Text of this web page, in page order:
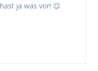
ja was vor! 😉